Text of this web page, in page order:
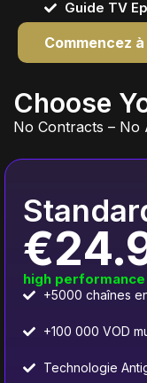
Guide TV
Commencez
Choose
No Contracts – No
high
+5000 chaînes
+100 000 VOD
Technologie